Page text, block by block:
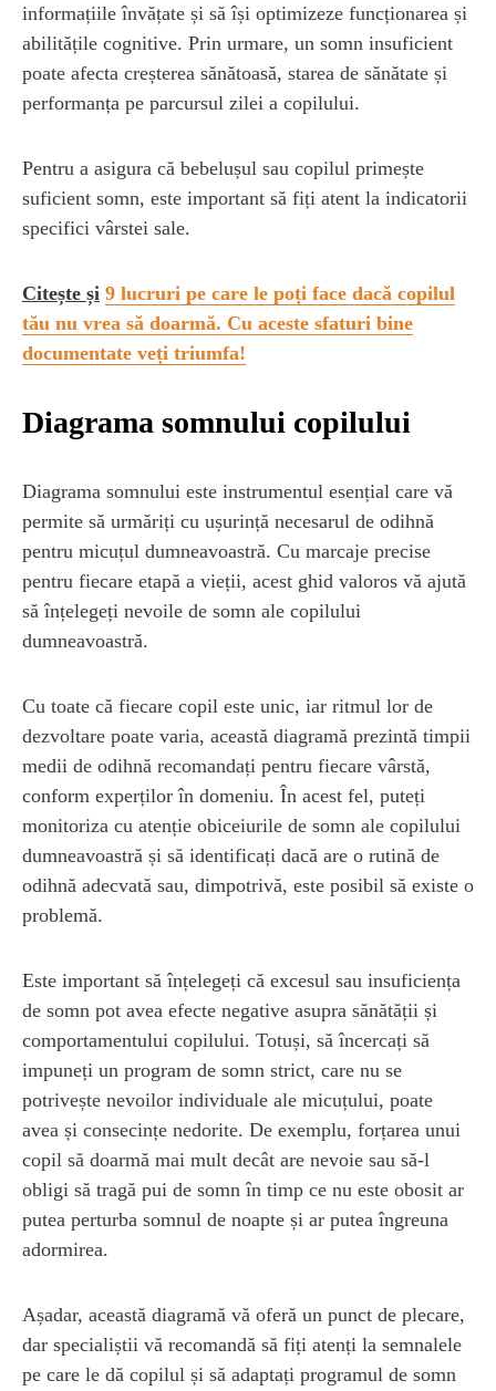
informațiile învățate și să își optimizeze funcționarea și
abilitățile cognitive. Prin urmare, un somn insuficient
poate afecta creșterea sănătoasă, starea de sănătate și
performanța pe parcursul zilei a copilului.
Pentru a asigura că bebelușul sau copilul primește
suficient somn, este important să fiți atent la indicatorii
specifici vârstei sale.
Citește și 9 lucruri pe care le poți face dacă copilul
tău nu vrea să doarmă. Cu aceste sfaturi bine
documentate veți triumfa!
Diagrama somnului copilului
Diagrama somnului este instrumentul esențial care vă
permite să urmăriți cu ușurință necesarul de odihnă
pentru micuțul dumneavoastră. Cu marcaje precise
pentru fiecare etapă a vieții, acest ghid valoros vă ajută
să înțelegeți nevoile de somn ale copilului
dumneavoastră.
Cu toate că fiecare copil este unic, iar ritmul lor de
dezvoltare poate varia, această diagramă prezintă timpii
medii de odihnă recomandați pentru fiecare vârstă,
conform experților în domeniu. În acest fel, puteți
monitoriza cu atenție obiceiurile de somn ale copilului
dumneavoastră și să identificați dacă are o rutină de
odihnă adecvată sau, dimpotrivă, este posibil să existe o
problemă.
Este important să înțelegeți că excesul sau insuficiența
de somn pot avea efecte negative asupra sănătății și
comportamentului copilului. Totuși, să încercați să
impuneți un program de somn strict, care nu se
potrivește nevoilor individuale ale micuțului, poate
avea și consecințe nedorite. De exemplu, forțarea unui
copil să doarmă mai mult decât are nevoie sau să-l
obligi să tragă pui de somn în timp ce nu este obosit ar
putea perturba somnul de noapte și ar putea îngreuna
adormirea.
Așadar, această diagramă vă oferă un punct de plecare,
dar specialiștii vă recomandă să fiți atenți la semnalele
pe care le dă copilul și să adaptați programul de somn